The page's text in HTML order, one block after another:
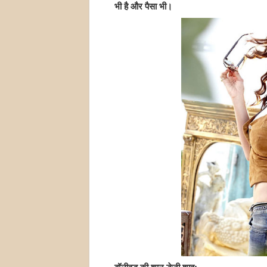
भी है और पैसा भी।